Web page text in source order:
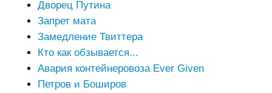
Дворец Путина
Запрет мата
Замедление Твиттера
Кто как обзывается...
Авария контейнеровоза Ever Given
Петров и Боширов